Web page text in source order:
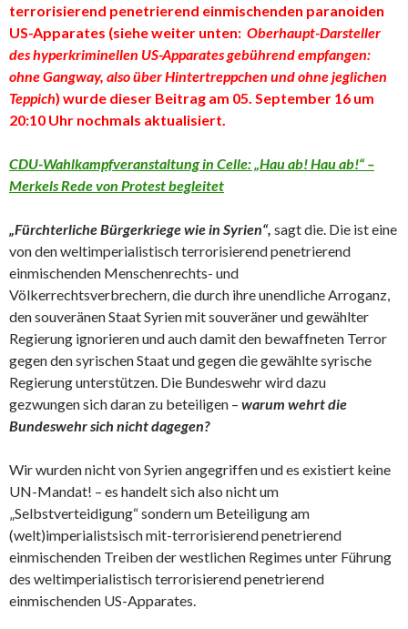
terrorisierend penetrierend einmischenden paranoiden
US-Apparates (siehe weiter unten: Oberhaupt-Darsteller
des hyperkriminellen US-Apparates gebührend empfangen:
ohne Gangway, also über Hintertreppchen und ohne jeglichen
Teppich) wurde dieser Beitrag am 05. September 16 um
20:10 Uhr nochmals aktualisiert.
CDU-Wahlkampfveranstaltung in Celle: „Hau ab! Hau ab!“ –
Merkels Rede von Protest begleitet
„Fürchterliche Bürgerkriege wie in Syrien“, sagt die. Die ist eine
von den weltimperialistisch terrorisierend penetrierend
einmischenden Menschenrechts- und
Völkerrechtsverbrechern, die durch ihre unendliche Arroganz,
den souveränen Staat Syrien mit souveräner und gewählter
Regierung ignorieren und auch damit den bewaffneten Terror
gegen den syrischen Staat und gegen die gewählte syrische
Regierung unterstützen. Die Bundeswehr wird dazu
gezwungen sich daran zu beteiligen – warum wehrt die
Bundeswehr sich nicht dagegen?
Wir wurden nicht von Syrien angegriffen und es existiert keine
UN-Mandat! – es handelt sich also nicht um
„Selbstverteidigung“ sondern um Beteiligung am
(welt)imperialistsisch mit-terrorisierend penetrierend
einmischenden Treiben der westlichen Regimes unter Führung
des weltimperialistisch terrorisierend penetrierend
einmischenden US-Apparates.